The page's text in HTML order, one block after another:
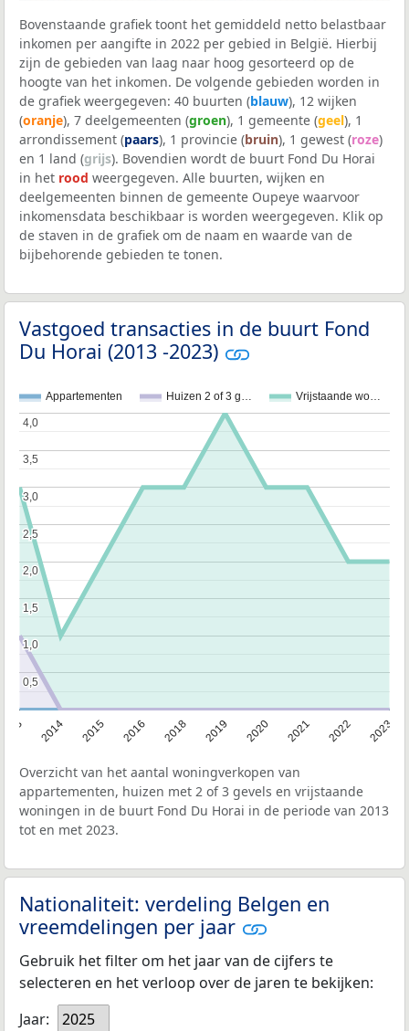
Bovenstaande grafiek toont het gemiddeld netto belastbaar
inkomen per aangifte in 2022 per gebied in België. Hierbij
zijn de gebieden van laag naar hoog gesorteerd op de
hoogte van het inkomen. De volgende gebieden worden in
de grafiek weergegeven: 40 buurten (blauw), 12 wijken
(oranje), 7 deelgemeenten (groen), 1 gemeente (geel), 1
arrondissement (paars), 1 provincie (bruin), 1 gewest (roze)
en 1 land (grijs). Bovendien wordt de buurt Fond Du Horai
in het rood weergegeven. Alle buurten, wijken en
deelgemeenten binnen de gemeente Oupeye waarvoor
inkomensdata beschikbaar is worden weergegeven. Klik op
de staven in de grafiek om de naam en waarde van de
bijbehorende gebieden te tonen.
Vastgoed transacties in de buurt Fond
Du Horai (2013 -2023)
Appartementen Huizen 2 of 3 g… Vrijstaande wo…
2014 2015 2016 2018 2019 2020 2021 2022 2023
0,5
0,5
1,0
1,0
1,5
1,5
2,0
2,0
2,5
2,5
3,0
3,0
3,5
3,5
4,0
4,0
Overzicht van het aantal woningverkopen van
appartementen, huizen met 2 of 3 gevels en vrijstaande
woningen in de buurt Fond Du Horai in de periode van 2013
tot en met 2023.
Nationaliteit: verdeling Belgen en
vreemdelingen per jaar
Gebruik het filter om het jaar van de cijfers te
selecteren en het verloop over de jaren te bekijken:
Jaar:
2025